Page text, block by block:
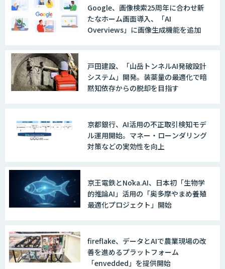
Google、画像検索25周年に合わせ新
たなホーム画面導入、「AI
Overviews」に画像生成機能を追加
戸田建設、「山岳トンネルAI発破設計
システム」開発。装薬量の最適化で暗
黙知依存からの脱却を目指す
京都銀行、AI活用の不正取引検知モデ
ル運用開始。マネー・ローンダリング
対策などの実効性を向上
京王電鉄とNōka.AI、日本初「生物学
的推論AI」活用の「奥多摩やまめ養殖
最適化プロジェクト」開始
fireflake、データとAIで農業現場の改
善を進めるプラットフォーム
「envedded」を提供開始